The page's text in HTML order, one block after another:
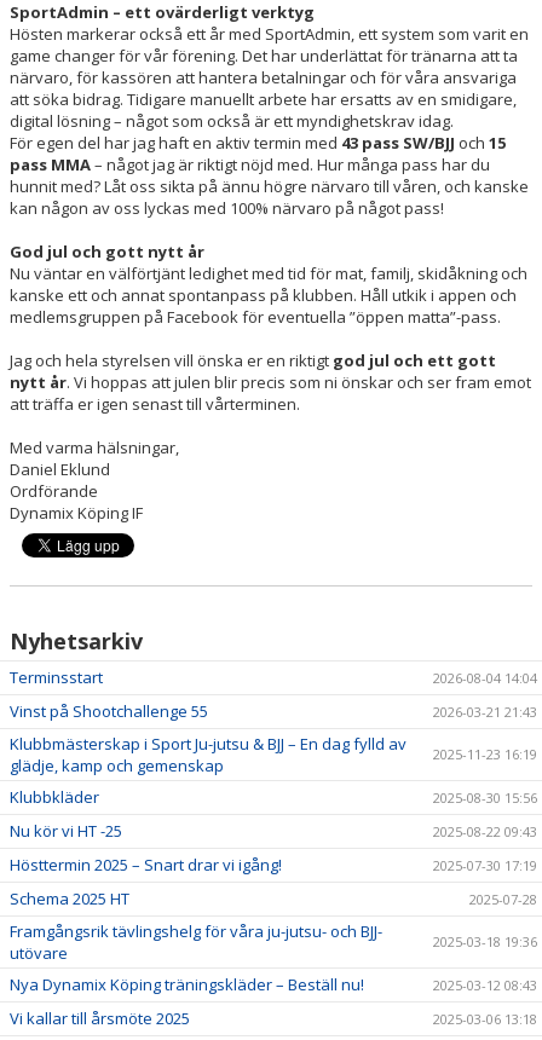
SportAdmin – ett ovärderligt verktyg
Hösten markerar också ett år med SportAdmin, ett system som varit en
game changer för vår förening. Det har underlättat för tränarna att ta
närvaro, för kassören att hantera betalningar och för våra ansvariga
att söka bidrag. Tidigare manuellt arbete har ersatts av en smidigare,
digital lösning – något som också är ett myndighetskrav idag.
För egen del har jag haft en aktiv termin med 43 pass SW/BJJ och 15
pass MMA– något jag är riktigt nöjd med. Hur många pass har du
hunnit med? Låt oss sikta på ännu högre närvaro till våren, och kanske
kan någon av oss lyckas med 100% närvaro på något pass!
God jul och gott nytt år
Nu väntar en välförtjänt ledighet med tid för mat, familj, skidåkning och
kanske ett och annat spontanpass på klubben. Håll utkik i appen och
medlemsgruppen på Facebook för eventuella ”öppen matta”-pass.
Jag och hela styrelsen vill önska er en riktigt god jul och ett gott
nytt år. Vi hoppas att julen blir precis som ni önskar och ser fram emot
att träffa er igen senast till vårterminen.
Med varma hälsningar,
Daniel Eklund
Ordförande
Dynamix Köping IF
Nyhetsarkiv
Terminsstart 2026-08-04 14:04
Vinst på Shootchallenge 55 2026-03-21 21:43
Klubbmästerskap i Sport Ju-jutsu & BJJ – En dag fylld av
glädje, kamp och gemenskap
2025-11-23 16:19
Klubbkläder 2025-08-30 15:56
Nu kör vi HT -25 2025-08-22 09:43
Hösttermin 2025 – Snart drar vi igång! 2025-07-30 17:19
Schema 2025 HT 2025-07-28
Framgångsrik tävlingshelg för våra ju-jutsu- och BJJ-
utövare
2025-03-18 19:36
Nya Dynamix Köping träningskläder – Beställ nu! 2025-03-12 08:43
Vi kallar till årsmöte 2025 2025-03-06 13:18